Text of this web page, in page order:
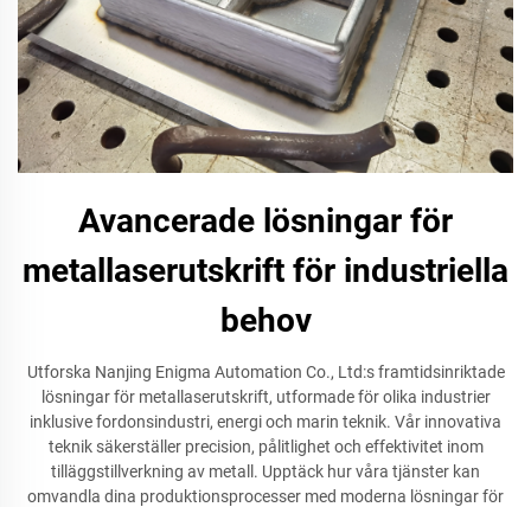
Avancerade lösningar för
metallaserutskrift för industriella
behov
Utforska Nanjing Enigma Automation Co., Ltd:s framtidsinriktade
lösningar för metallaserutskrift, utformade för olika industrier
inklusive fordonsindustri, energi och marin teknik. Vår innovativa
teknik säkerställer precision, pålitlighet och effektivitet inom
tilläggstillverkning av metall. Upptäck hur våra tjänster kan
omvandla dina produktionsprocesser med moderna lösningar för